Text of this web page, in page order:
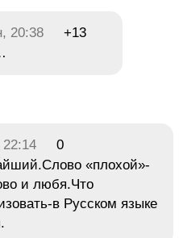
20:38
+13
22:14
0
«плохой»-
и любя.Что
в Русском языке